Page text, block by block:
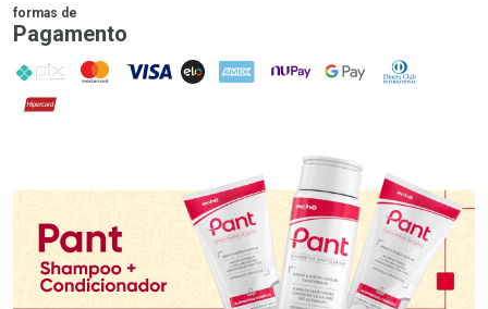
formas de
Pagamento
PIX MasterCard
VISA ELO AMEX NuPay Google PayDiners Club
Hipercard
Promoção em Destaque